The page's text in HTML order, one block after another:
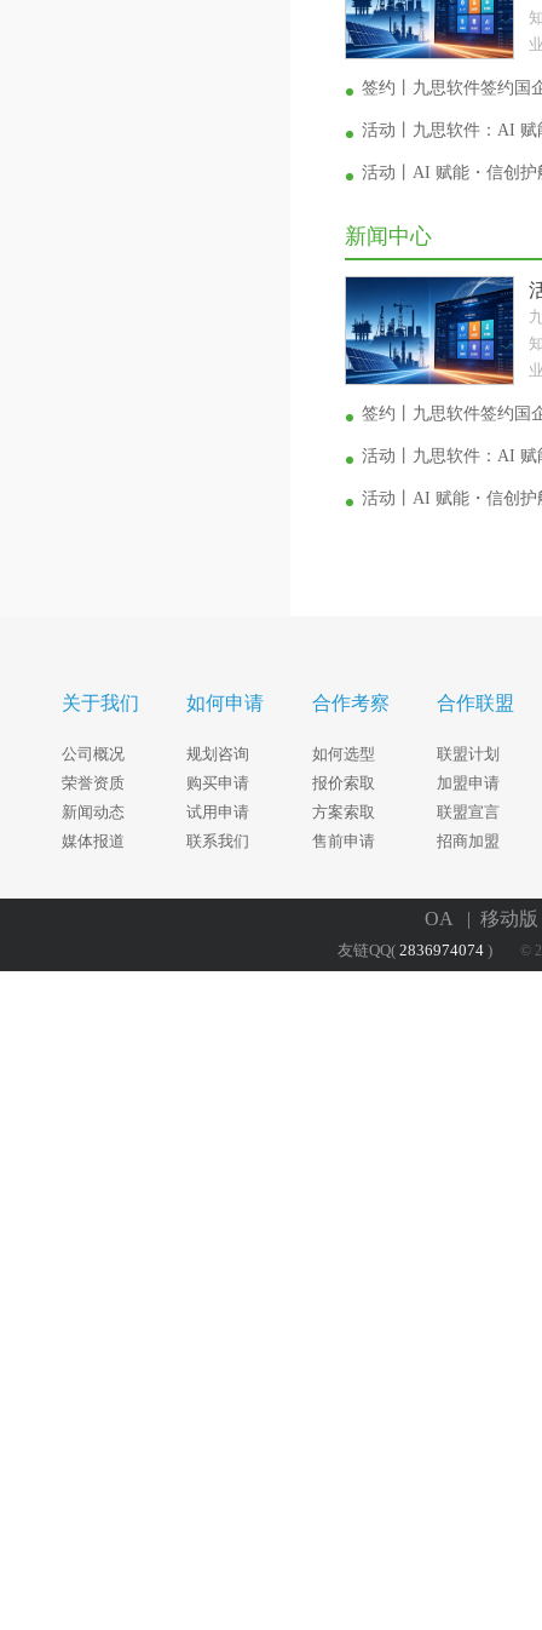
签约丨九思软件签约国
活动丨九思软件：AI
活动丨AI 赋能・信创
新闻中心
签约丨九思软件签约国
活动丨九思软件：AI
活动丨AI 赋能・信创
关于我们
公司概况
荣誉资质
新闻动态
媒体报道
如何申请
规划咨询
购买申请
试用申请
联系我们
合作考察
如何选型
报价索取
方案索取
售前申请
合作联盟
联盟计划
加盟申请
联盟宣言
招商加盟
OA | 移动
友链QQ( 2836974074 ) ©